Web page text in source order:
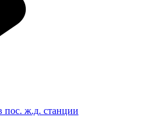
ж.д. станции